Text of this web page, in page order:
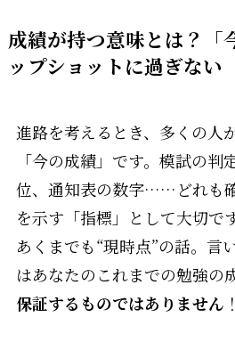
成績が持つ意味とは？「
ップショットに過ぎない
進路を考えるとき、多くの人
「今の成績」です。模試の判
位、通知表の数字……どれも
を示す「指標」として大切で
あくまでも“現時点”の話。言
はあなたのこれまでの勉強の
保証するものではありません ！